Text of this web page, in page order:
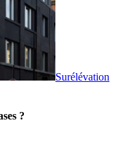
Surélévation
?